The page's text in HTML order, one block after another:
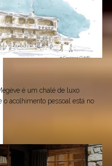
é um chalé de luxo
o acolhimento pessoal está no